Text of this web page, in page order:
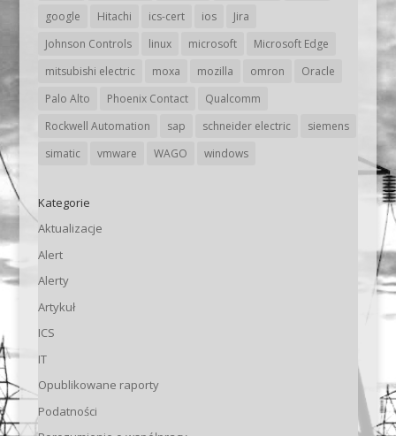
google
Hitachi ics-cert ios
Jira
Johnson Controls
linux microsoft
Microsoft Edge
mitsubishi electric
moxa mozilla omron
Oracle
Palo Alto
Phoenix Contact
Qualcomm
Rockwell Automation
sap schneider electric
siemens
simatic
vmware WAGO windows
Kategorie
Aktualizacje
Alert
Alerty
Artykuł
ICS
IT
Opublikowane raporty
Podatności